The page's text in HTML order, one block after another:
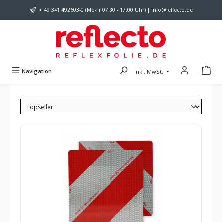
Zum Hauptinhalt springen
+ 49 341 492603-0 (Mo-Fr 07:30 - 17:00 Uhr) | info@reflecto.de
Navigation inkl. MwSt.